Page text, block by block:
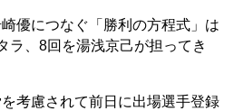
優につなぐ「勝利の方程式」は
ラ、8回を湯浅京己が担ってき
考慮されて前日に出場選手登録